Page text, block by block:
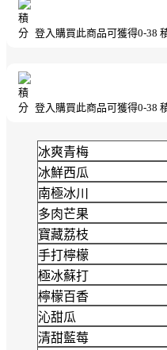
登入購買此商品可獲得0-38
登入購買此商品可獲得0-38
冰爽青梅
冰鮮西瓜
南極冰川
多肉芒果
寶藏荔枝
手打檸檬
極冰蘇打
檸檬百香
沁甜瓜
清甜藍莓